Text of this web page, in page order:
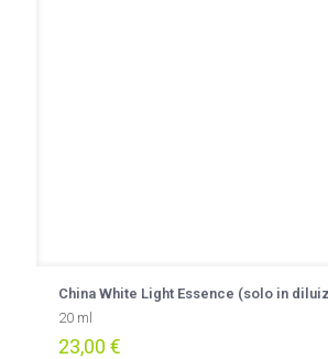
China White Light Essence (solo in
20 ml
23,00 €